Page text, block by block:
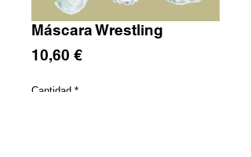
Máscara Wrestling
10,60 €Precio
Cantidad *